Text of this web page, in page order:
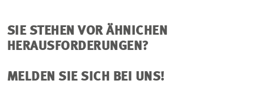
SIE STEHEN VOR ÄHNICHEN
HERAUSFORDERUNGEN?
MELDEN SIE SICH BEI UNS!